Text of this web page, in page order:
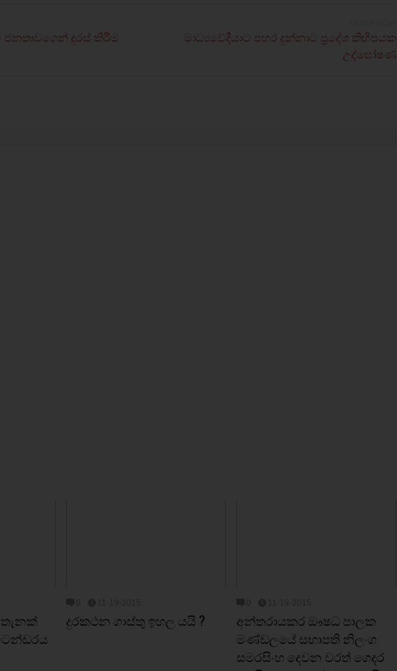
දුරස් කිරීම
මාධ්‍යවේදීයාට පහර දුන්නාට ප්‍රදේශ කිහිපයක
උද්ඝෝෂණ
තැනක්‌
දුරකථන ගාස්තු ඉහල යයි ?
අන්තරායකර ඖෂධ පාලක
මණ්ඩලයේ සභාපති නිලංග
සමරසිංහ දෙවන වරත් ගෙදර